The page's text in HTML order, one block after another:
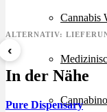
Cannabis
ALTERNATIV:
‹
8 Ball Kush
ab 7,29 €/g
In der Nähe
Pure Dispensary